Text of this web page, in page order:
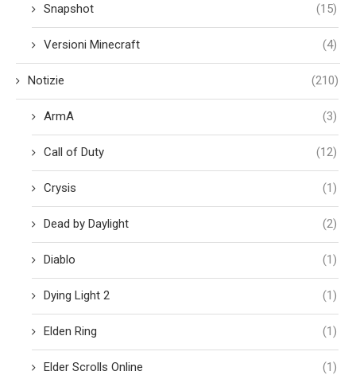
Snapshot (15)
Versioni Minecraft (4)
Notizie (210)
ArmA (3)
Call of Duty (12)
Crysis (1)
Dead by Daylight (2)
Diablo (1)
Dying Light 2 (1)
Elden Ring (1)
Elder Scrolls Online (1)